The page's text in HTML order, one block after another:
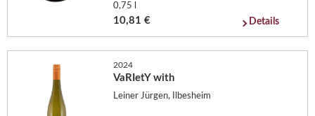
0,75 l
10,81 € Details
2024
VaRIetY with
Leiner Jürgen, Ilbesheim